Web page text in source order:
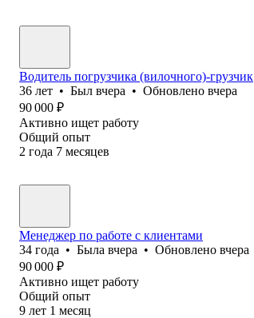
Водитель погрузчика (вилочного)-грузчик
36 лет • Был вчера • Обновлено вчера
90 000 ₽
Активно ищет работу
Общий опыт
2 года 7 месяцев
Менеджер по работе с клиентами
34 года • Была вчера • Обновлено вчера
90 000 ₽
Активно ищет работу
Общий опыт
9 лет 1 месяц